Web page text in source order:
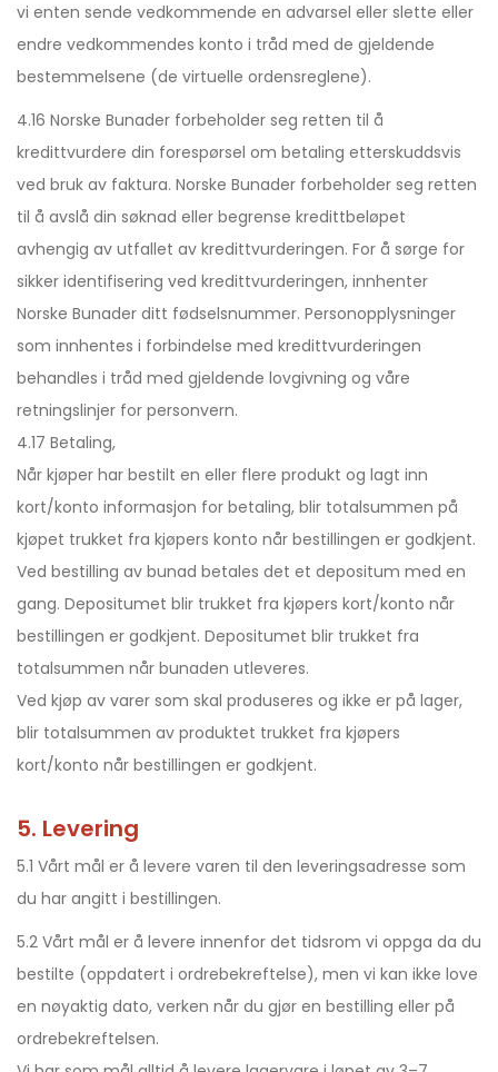
vi enten sende vedkommende en advarsel eller slette eller
endre vedkommendes konto i tråd med de gjeldende
bestemmelsene (de virtuelle ordensreglene).
4.16 Norske Bunader forbeholder seg retten til å
kredittvurdere din forespørsel om betaling etterskuddsvis
ved bruk av faktura. Norske Bunader forbeholder seg retten
til å avslå din søknad eller begrense kredittbeløpet
avhengig av utfallet av kredittvurderingen. For å sørge for
sikker identifisering ved kredittvurderingen, innhenter
Norske Bunader ditt fødselsnummer. Personopplysninger
som innhentes i forbindelse med kredittvurderingen
behandles i tråd med gjeldende lovgivning og våre
retningslinjer for personvern.
4.17 Betaling,
Når kjøper har bestilt en eller flere produkt og lagt inn
kort/konto informasjon for betaling, blir totalsummen på
kjøpet trukket fra kjøpers konto når bestillingen er godkjent.
Ved bestilling av bunad betales det et depositum med en
gang. Depositumet blir trukket fra kjøpers kort/konto når
bestillingen er godkjent. Depositumet blir trukket fra
totalsummen når bunaden utleveres.
Ved kjøp av varer som skal produseres og ikke er på lager,
blir totalsummen av produktet trukket fra kjøpers
kort/konto når bestillingen er godkjent.
5. Levering
5.1 Vårt mål er å levere varen til den leveringsadresse som
du har angitt i bestillingen.
5.2 Vårt mål er å levere innenfor det tidsrom vi oppga da du
bestilte (oppdatert i ordrebekreftelse), men vi kan ikke love
en nøyaktig dato, verken når du gjør en bestilling eller på
ordrebekreftelsen.